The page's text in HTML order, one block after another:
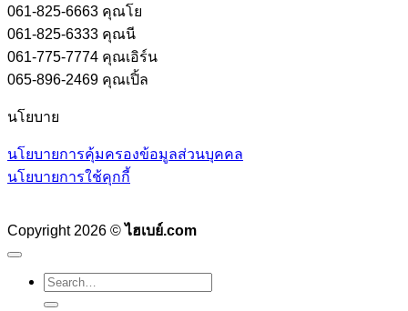
061-825-6663 คุณโย
061-825-6333 คุณนี
061-775-7774 คุณเอิร์น
065-896-2469 คุณเปิ้ล
นโยบาย
นโยบายการคุ้มครองข้อมูลส่วนบุคคล
นโยบายการใช้คุกกี้
Copyright 2026 ©ไฮเบย์.com
Search
for: